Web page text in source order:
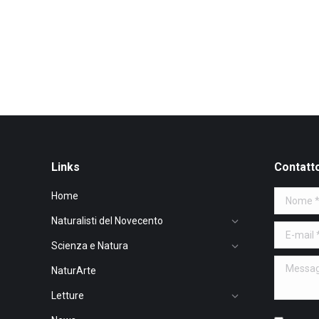
Links
Home
Naturalisti del Novecento
Scienza e Natura
NaturArte
Letture
Nome *
E-mail *
Message